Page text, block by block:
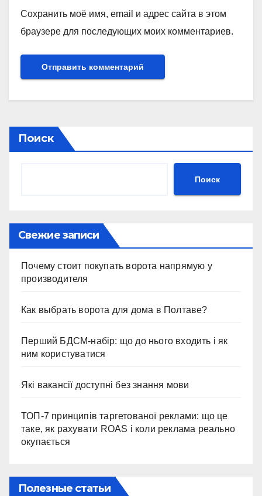
Сохранить моё имя, email и адрес сайта в этом
браузере для последующих моих комментариев.
Поиск
Поиск
Свежие записи
Почему стоит покупать ворота напрямую у
производителя
Как выбрать ворота для дома в Полтаве?
Перший БДСМ-набір: що до нього входить і як
ним користуватися
Які вакансії доступні без знання мови
ТОП-7 принципів таргетованої реклами: що це
таке, як рахувати ROAS і коли реклама реально
окупається
Полезные статьи